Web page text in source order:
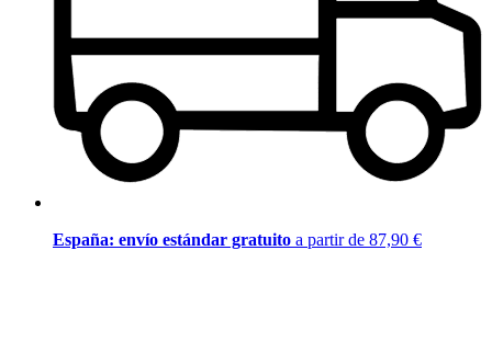
España: envío estándar gratuito a partir de 87,90 €